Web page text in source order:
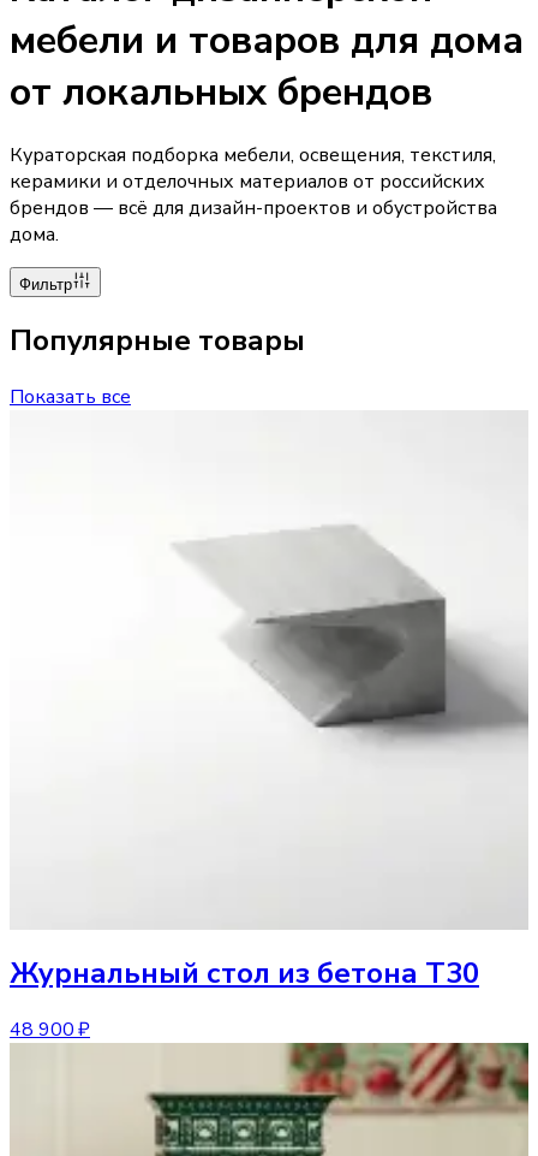
мебели и товаров для дома
от локальных брендов
Кураторская подборка мебели, освещения, текстиля,
керамики и отделочных материалов от российских
брендов — всё для дизайн-проектов и обустройства
дома.
Фильтр
Популярные товары
Показать все
Журнальный стол из бетона T30
48 900 ₽